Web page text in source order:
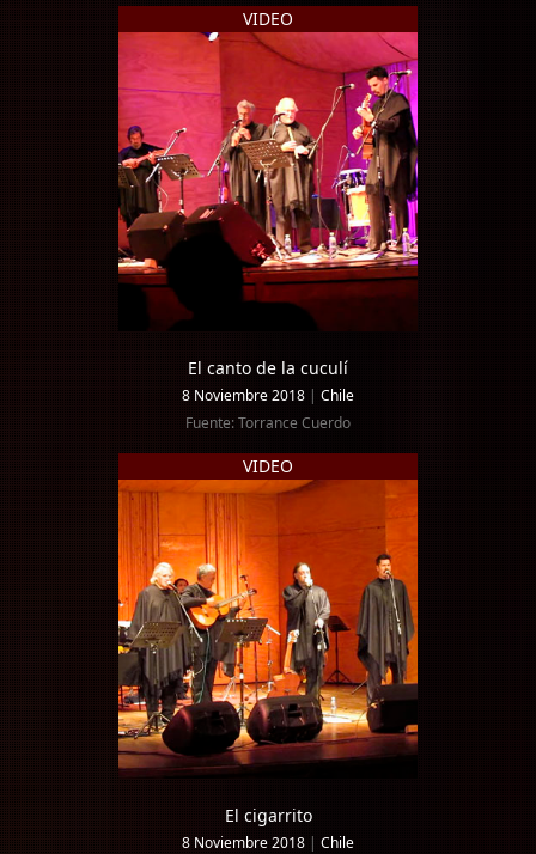
VIDEO
El canto de la cuculí
8 Noviembre 2018 | Chile
Fuente: Torrance Cuerdo
VIDEO
El cigarrito
8 Noviembre 2018 | Chile